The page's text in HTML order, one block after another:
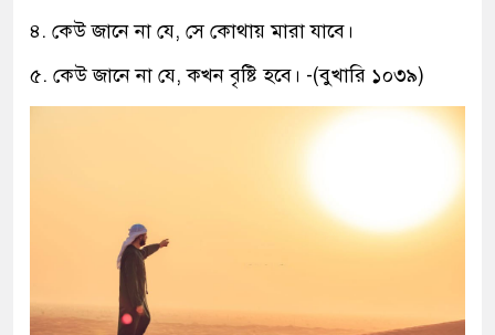
৪. কেউ জানে না যে, সে কোথায় মারা যাবে।
৫. কেউ জানে না যে, কখন বৃষ্টি হবে। -(বুখারি ১০৩৯)